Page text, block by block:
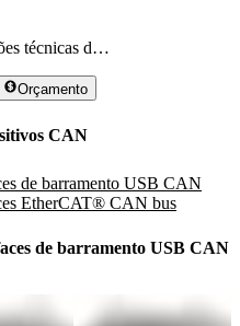
Especificações técnicas dos dispositivos CAN
Orçamento
CAN
de barramento USB CAN
EtherCAT® CAN bus
de barramento USB CAN